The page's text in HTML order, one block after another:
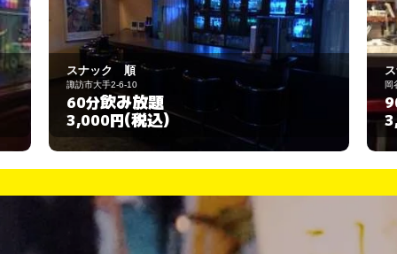
スナック 一ｉｃｈｉ
岡谷市本町4-2-12
90分
3,000円 (税込)